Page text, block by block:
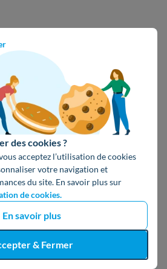
des cookies ?
acceptez l’utilisation de cookies
votre navigation et
du site. En savoir plus sur
de cookies.
En savoir plus
& Fermer
janvier 2025
l'offre Zen Week-End - Option
été indiqués par EDF, mais les
augmenter d'environ 9 %.
22 janvier 2025